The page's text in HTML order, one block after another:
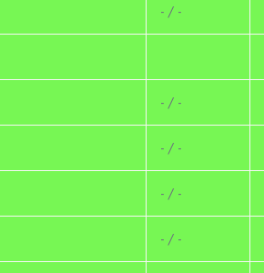
- / -
- / -
- / -
- / -
- / -